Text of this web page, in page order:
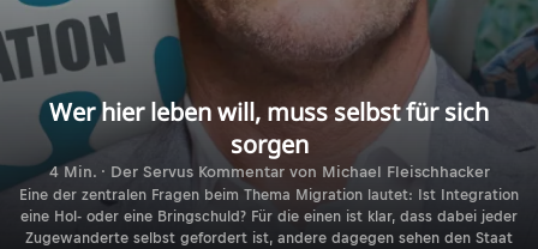
Wer hier leben will, muss selbst für sich
sorgen
4 Min. · Der Servus Kommentar von Michael Fleischhacker
Eine der zentralen Fragen beim Thema Migration lautet: Ist Integration
eine Hol- oder eine Bringschuld? Für die einen ist klar, dass dabei jeder
Zugewanderte selbst gefordert ist, andere dagegen sehen den Staat